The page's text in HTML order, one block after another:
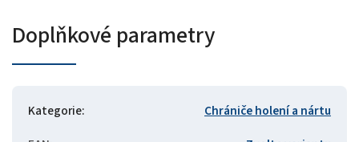
Doplňkové parametry
Kategorie:
Chrániče holení a nártu